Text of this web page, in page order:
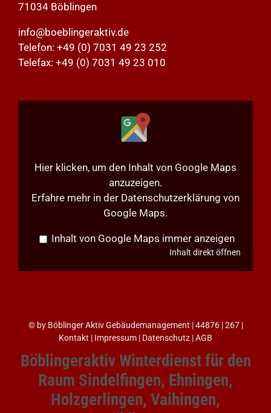
71034 Böblingen
info@boeblingeraktiv.de
Telefon: +49 (0) 7031 49 23 252
Telefax: +49 (0) 7031 49 23 010
Hier klicken, um den Inhalt von Google Maps
anzuzeigen.
Erfahre mehr in der Datenschutzerklärung von
Google Maps.
Inhalt von Google Maps immer anzeigen
Inhalt direkt öffnen
© by Böblinger Aktiv Gebäudemanagement | 44876 | 267 |
Kontakt | Impressum | Datenschutz |AGB
Böblingeraktiv Winterdienst für den
Raum Sindelfingen, Ehningen,
Holzgerlingen, Vaihingen,